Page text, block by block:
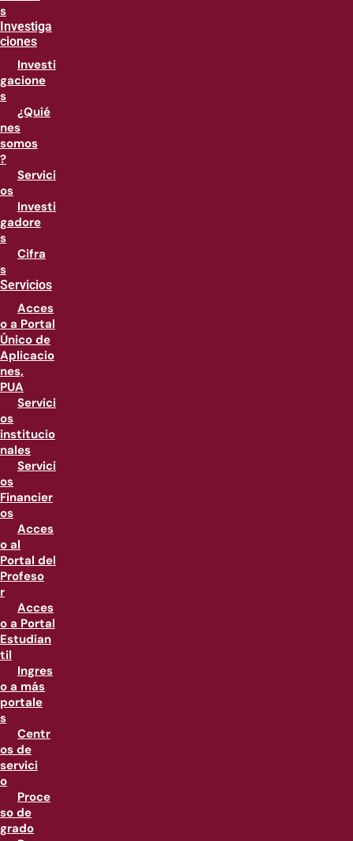
s
Investiga
ciones
Investi
gacione
s
¿Quié
nes
somos
?
Servici
os
Investi
gadore
s
Cifra
s
Servicios
Acces
o a Portal
Único de
Aplicacio
nes,
PUA
Servici
os
institucio
nales
Servici
os
Financier
os
Acces
o al
Portal del
Profeso
r
Acces
o a Portal
Estudian
til
Ingres
o a más
portale
s
Centr
os de
servici
o
Proce
so de
grado